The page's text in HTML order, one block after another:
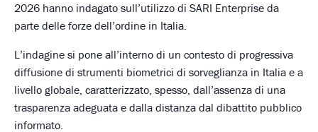
2026 hanno indagato sull’utilizzo di SARI Enterprise da
parte delle forze dell’ordine in Italia.
L’indagine si pone all’interno di un contesto di progressiva
diffusione di strumenti biometrici di sorveglianza in Italia e a
livello globale, caratterizzato, spesso, dall’assenza di una
trasparenza adeguata e dalla distanza dal dibattito pubblico
informato.